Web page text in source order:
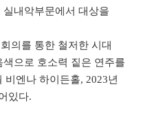
내악부문에서 대상을
의를 통한 철저한 시대
으로 호소력 짙은 연주를
비엔나 하이든홀, 2023년
있다.